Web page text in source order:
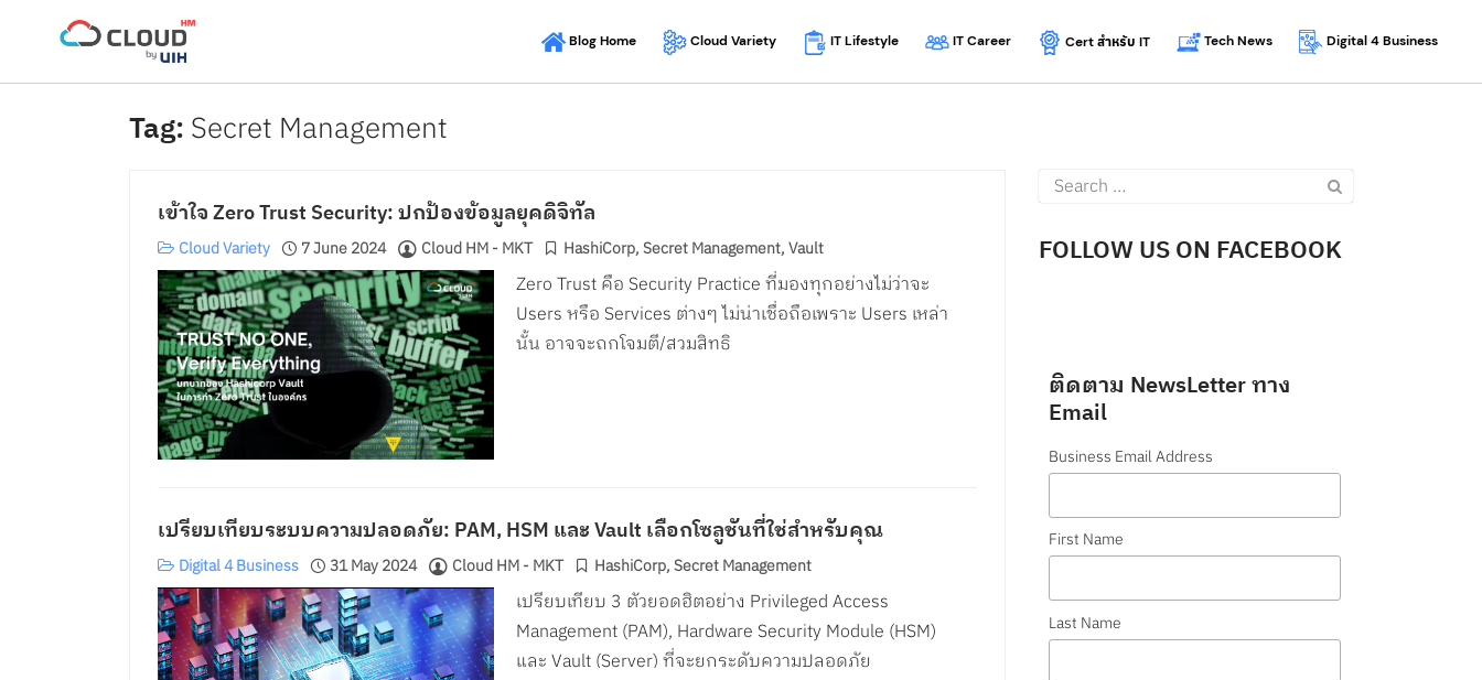
Blog Home Cloud Variety IT Lifestyle IT Career Cert สำหรับ IT Tech News Digital 4 Business
Secret Management
เข้าใจ Zero Trust Security: ปกป้องข้อมูลยุคดิจิทัล
7 June 2024 Cloud HM - MKT
Cloud Variety HashiCorp,Secret Management,Vault
Zero Trust คือ Security Practice ที่มองทุกอย่างไม่ว่าจะ
Users หรือ Services ต่างๆ ไม่น่าเชื่อถือเพราะ Users เหล่า
นั้น อาจจะถูกโจมตี/สวมสิทธิ
เปรียบเทียบระบบความปลอดภัย: PAM, HSM และ Vault เลือกโซลูชันที่ใช่สำหรับคุณ
31 May 2024 Cloud HM - MKT
Digital 4 Business HashiCorp,Secret Management
เปรียบเทียบ 3 ตัวยอดฮิตอย่าง Privileged Access
Management (PAM), Hardware Security Module (HSM)
และ Vault (Server) ที่จะยกระดับความปลอดภัย
Search
for:
FOLLOW US ON FACEBOOK
ติดตาม NewsLetter ทาง
Email
Business Email Address
First Name
Last Name